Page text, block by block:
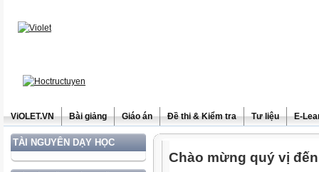
ViOLET.VN Bài giảng Giáo án Đề thi & Kiểm tra Tư liệu E-
TÀI NGUYÊN DẠY HỌC
Chào mừng quý vị